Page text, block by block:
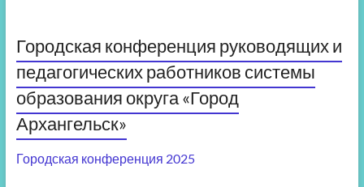
Городская конференция руководящих и
педагогических работников системы
образования округа «Город
Архангельск»
Городская конференция 2025